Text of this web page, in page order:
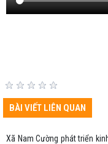
BÀI VIẾT LIÊN QUAN
Xã Nam Cường phát triển